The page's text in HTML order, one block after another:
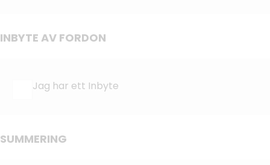
INBYTE AV FORDON
Jag har ett Inbyte
SUMMERING